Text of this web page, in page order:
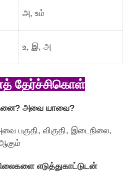
அ, உம்
உ, இ, அ
தேர்ச்சிகொள்
அவை யாவை?
பகுதி, விகுதி, இடைநிலை,
எடுத்துகாட்டுடன்